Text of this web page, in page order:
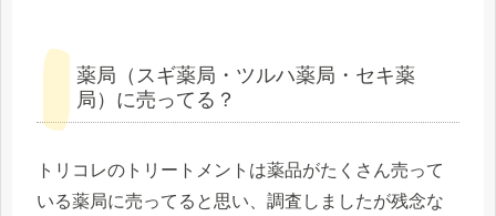
薬局（スギ薬局・ツルハ薬局・セキ薬
局）に売ってる？
トリコレのトリートメントは薬品がたくさん売って
いる薬局に売ってると思い、調査しましたが残念な